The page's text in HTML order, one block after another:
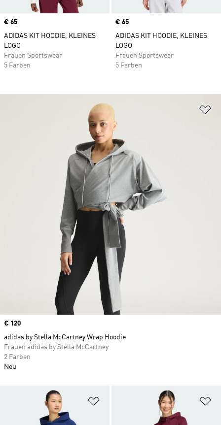
Price
€ 65
ADIDAS KIT HOODIE, KLEINES
LOGO
Frauen Sportswear
5 Farben
Price
€ 65
ADIDAS KIT HOODIE, KLEINES
LOGO
Frauen Sportswear
5 Farben
Zur Wunschliste hinzufügen
Price
€ 120
adidas by Stella McCartney Wrap Hoodie
Frauen adidas by Stella McCartney
2 Farben
Neu